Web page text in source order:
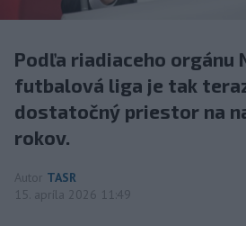
Podľa riadiaceho orgánu
futbalová liga je tak
dostatočný priestor na
rokov.
Autor TASR
15. apríla 2026 11:49